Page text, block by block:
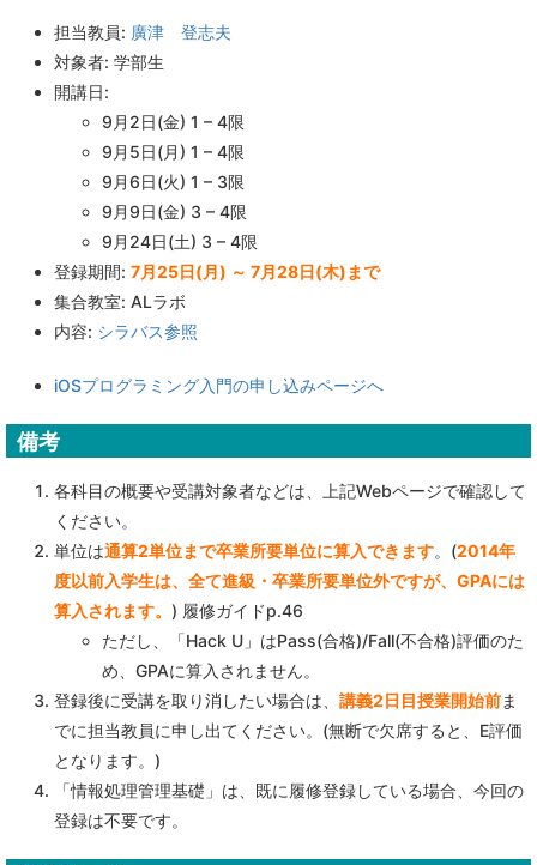
担当教員: 廣津 登志夫
対象者: 学部生
開講日:
9月2日(金) 1 – 4限
9月5日(月) 1 – 4限
9月6日(火) 1 – 3限
9月9日(金) 3 – 4限
9月24日(土) 3 – 4限
登録期間: 7月25日(月) ～ 7月28日(木)まで
集合教室: ALラボ
内容: シラバス参照
iOSプログラミング入門の申し込みページへ
備考
各科目の概要や受講対象者などは、上記Webページで確認して
ください。
単位は通算2単位まで卒業所要単位に算入できます。(2014年
度以前入学生は、全て進級・卒業所要単位外ですが、GPAには
算入されます。 ) 履修ガイドp.46
ただし、「Hack U」はPass(合格)/Fall(不合格)評価のた
め、GPAに算入されません。
登録後に受講を取り消したい場合は、 講義2日目授業開始前ま
でに担当教員に申し出てください。(無断で欠席すると、E評価
となります。)
「情報処理管理基礎」は、既に履修登録している場合、今回の
登録は不要です。